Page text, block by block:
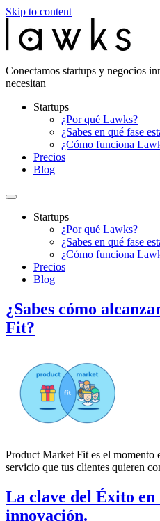
Skip to content
Conectamos startups y negocios
necesitan
Startups
¿Por qué Lawks?
¿Sabes en qué fase
¿Cómo funciona
Precios
Blog
Startups
¿Por qué Lawks?
¿Sabes en qué fase
¿Cómo funciona
Precios
Blog
¿Sabes cómo
Fit?
Product Market Fit es el momento
servicio que tus clientes quieren
La clave del Éxito en
innovación.